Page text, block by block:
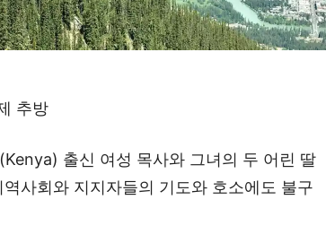
추방
출신 여성 목사와 그녀의 두 어린 딸
사회와 지지자들의 기도와 호소에도 불구